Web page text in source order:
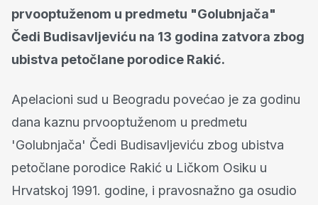
prvooptuženom u predmetu "Golubnjača"
Čedi Budisavljeviću na 13 godina zatvora zbog
ubistva petočlane porodice Rakić.
Apelacioni sud u Beogradu povećao je za godinu
dana kaznu prvooptuženom u predmetu
'Golubnjača' Čedi Budisavljeviću zbog ubistva
petočlane porodice Rakić u Ličkom Osiku u
Hrvatskoj 1991. godine, i pravosnažno ga osudio